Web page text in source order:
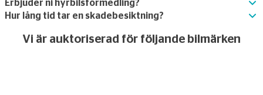
Erbjuder ni hyrbilsförmedling?
Hur lång tid tar en skadebesiktning?
Vi är auktoriserad för följande bilmärken